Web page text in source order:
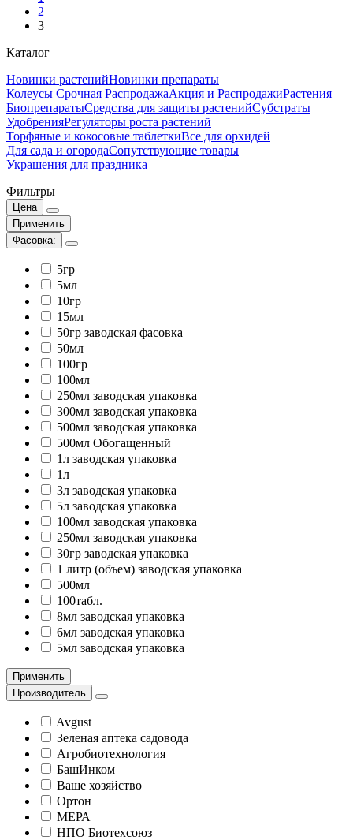
2
3
Каталог
Новинки растенийНовинки препараты
Колеусы Срочная РаспродажаАкция и РаспродажиРастения
БиопрепаратыСредства для защиты растенийСубстраты
УдобренияРегуляторы роста растений
Торфяные и кокосовые таблеткиВсе для орхидей
Для сада и огородаСопутствующие товары
Украшения для праздника
Фильтры
Цена
Применить
Фасовка:
5гр
5мл
10гр
15мл
50гр заводская фасовка
50мл
100гр
100мл
250мл заводская упаковка
300мл заводская упаковка
500мл заводская упаковка
500мл Обогащенный
1л заводская упаковка
1л
3л заводская упаковка
5л заводская упаковка
100мл заводская упаковка
250мл заводская упаковка
30гр заводская упаковка
1 литр (объем) заводская упаковка
500мл
100табл.
8мл заводская упаковка
6мл заводская упаковка
5мл заводская упаковка
Применить
Производитель
Avgust
Зеленая аптека садовода
Агробиотехнология
БашИнком
Ваше хозяйство
Ортон
МЕРА
НПО Биотехсоюз